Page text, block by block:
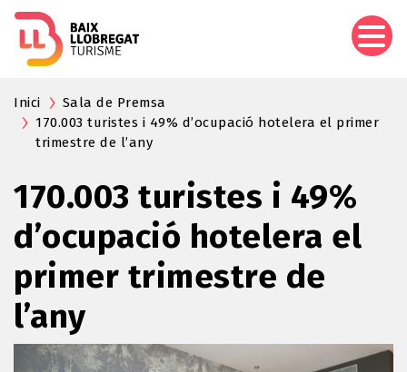
Inici
Sala de Premsa
170.003 turistes i 49% d’ocupació hotelera el primer
trimestre de l’any
170.003 turistes i 49%
d’ocupació hotelera el
primer trimestre de
l’any